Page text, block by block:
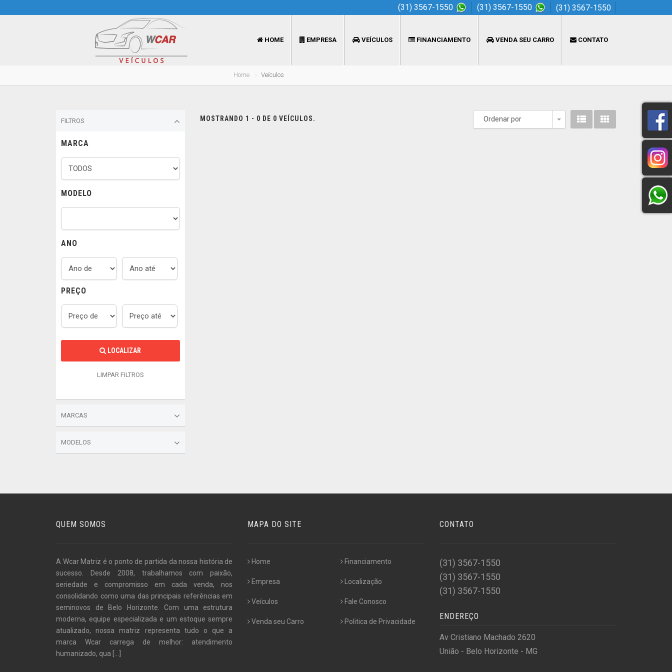
(31) 3567-1550 (31) 3567-1550 (31) 3567-1550
HOME EMPRESA VEÍCULOS FINANCIAMENTO VENDA SEU CARRO CONTATO
Home Veículos
FILTROS
MARCA
MODELO
ANO
PREÇO
LOCALIZAR
LIMPAR FILTROS
MARCAS
MODELOS
MOSTRANDO 1 - 0 DE 0 VEÍCULOS. Ordenar por
Toggle Dropdown
QUEM SOMOS
A Wcar Matriz é o ponto de partida da nossa história de
sucesso. Desde 2008, trabalhamos com paixão,
seriedade e compromisso em cada venda, nos
consolidando como uma das principais referências em
seminovos de Belo Horizonte. Com uma estrutura
moderna, equipe especializada e um estoque sempre
atualizado, nossa matriz representa tudo o que a
marca Wcar carrega de melhor: atendimento
humanizado, qua
MAPA DO SITE
Home
Empresa
Veículos
Venda seu Carro
Financiamento
Localização
Fale Conosco
Politica de Privacidade
CONTATO
(31) 3567-1550
(31) 3567-1550
(31) 3567-1550
ENDEREÇO
Av Cristiano Machado 2620
União - Belo Horizonte - MG